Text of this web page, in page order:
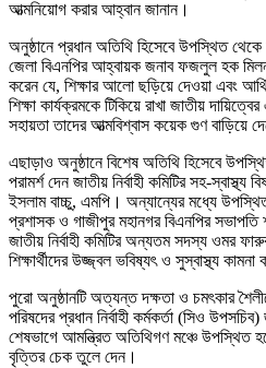
আত্মনিয়োগ করার আহ্বান জানান।
অনুষ্ঠানে প্রধান অতিথি হিসেবে উপস্থিত
জেলা বিএনপির আহ্বায়ক জনাব ফজলুল হক
করেন যে, শিক্ষার আলো ছড়িয়ে দেওয়া এবং
শিক্ষা কার্যক্রমকে টিকিয়ে রাখা জাতীয়
সহায়তা তাদের আত্মবিশ্বাস কয়েক গুণ বাড়িয়ে
এছাড়াও অনুষ্ঠানে বিশেষ অতিথি হিসেবে
পরামর্শ দেন জাতীয় নির্বাহী কমিটির সহ-
ইসলাম বাচ্চু, এমপি। অন্যান্যের মধ্যে
প্রশাসক ও গাজীপুর মহানগর বিএনপির
জাতীয় নির্বাহী কমিটির অন্যতম সদস্য ওমর
শিক্ষার্থীদের উজ্জ্বল ভবিষ্যৎ ও সুস্বাস্থ্য কামনা
পুরো অনুষ্ঠানটি অত্যন্ত দক্ষতা ও চমৎকার
পরিষদের প্রধান নির্বাহী কর্মকর্তা (সিও
শেষভাগে আমন্ত্রিত অতিথিগণ মঞ্চে উপস্থিত
বৃত্তির চেক তুলে দেন।